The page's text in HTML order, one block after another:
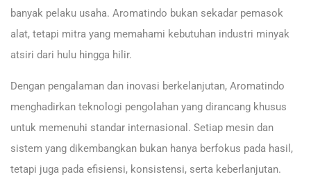
banyak pelaku usaha. Aromatindo bukan sekadar pemasok
alat, tetapi mitra yang memahami kebutuhan industri minyak
atsiri dari hulu hingga hilir.
Dengan pengalaman dan inovasi berkelanjutan, Aromatindo
menghadirkan teknologi pengolahan yang dirancang khusus
untuk memenuhi standar internasional. Setiap mesin dan
sistem yang dikembangkan bukan hanya berfokus pada hasil,
tetapi juga pada efisiensi, konsistensi, serta keberlanjutan.